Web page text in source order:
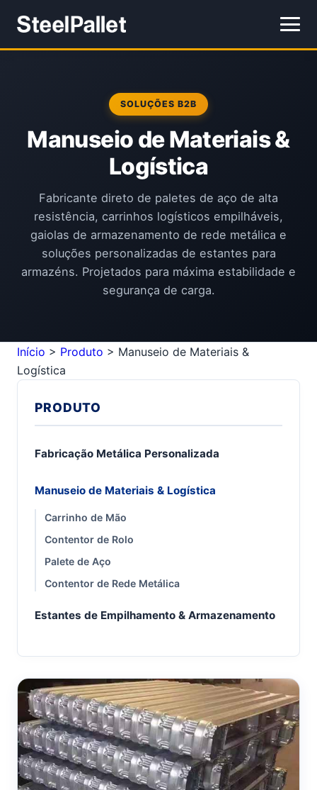
SOLUÇÕES B2B
Manuseio de Materiais &
Logística
Fabricante direto de paletes de aço de alta
resistência, carrinhos logísticos empilháveis,
gaiolas de armazenamento de rede metálica e
soluções personalizadas de estantes para
armazéns. Projetados para máxima estabilidade e
segurança de carga.
Início > Produto > Manuseio de Materiais &
Logística
PRODUTO
Fabricação Metálica Personalizada
Manuseio de Materiais & Logística
Carrinho de Mão
Contentor de Rolo
Palete de Aço
Contentor de Rede Metálica
Estantes de Empilhamento & Armazenamento